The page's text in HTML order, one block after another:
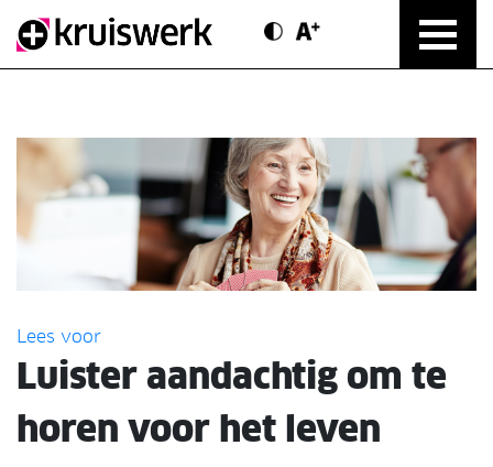
Direct door naar content
Contrast modus
Text vergroten
Lees voor
Luister aandachtig om te
horen voor het leven